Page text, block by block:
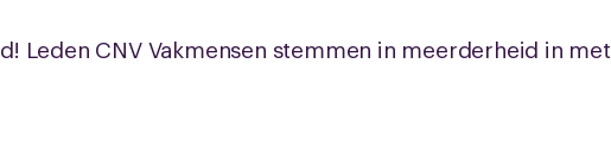
Leden CNV Vakmensen stemmen in meerderheid in met